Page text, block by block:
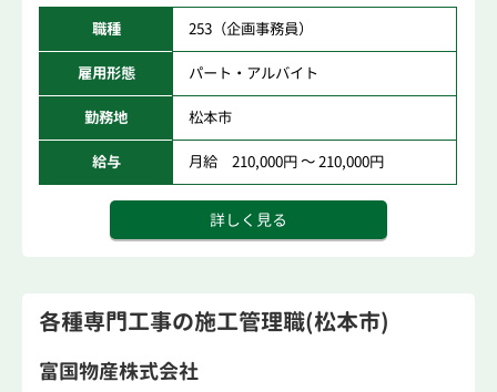
職種 253（企画事務員）
雇用形態 パート・アルバイト
勤務地 松本市
給与 月給 210,000円 ～ 210,000円
詳しく見る
各種専門工事の施工管理職(松本市)
富国物産株式会社